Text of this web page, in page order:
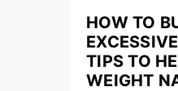
HOW TO
TIPS TO
WEIGHT